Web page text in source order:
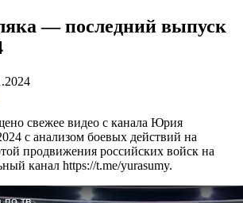
— последний выпуск
свежее видео с канала Юрия
с анализом боевых действий на
продвижения российских войск на
канал https://t.me/yurasumy.